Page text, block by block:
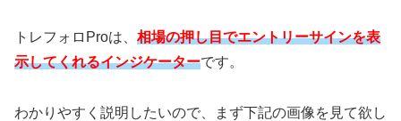
トレフォロProは、 相場の押し目でエントリーサインを表
示してくれるインジケーターです。
わかりやすく説明したいので、まず下記の画像を見て欲し